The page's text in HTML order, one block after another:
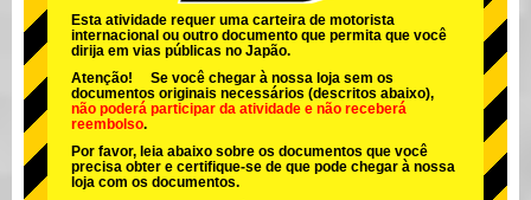
Tokyo Shibuya Annex Tokyo Bay
Tokyo Asakusa
Okinawa
Esta atividade requer uma carteira de motorista
internacional ou outro documento que permita que você
dirija em vias públicas no Japão.
Atenção! Se você chegar à nossa loja sem os
documentos originais necessários (descritos abaixo),
não poderá participar da atividade e não receberá
reembolso.
Por favor, leia abaixo sobre os documentos que você
precisa obter e certifique-se de que pode chegar à nossa
loja com os documentos.